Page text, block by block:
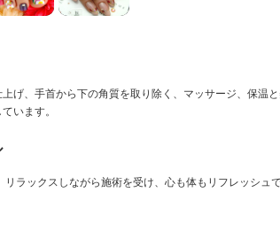
げ、手首から下の角質を取り除く、マッサージ、保
います。
ラックスしながら施術を受け、心も体もリフレッシュで